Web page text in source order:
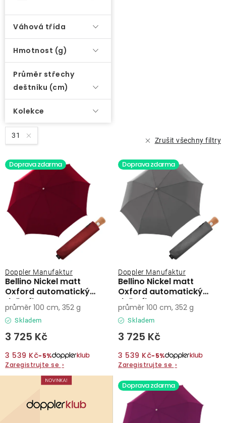
Váhová třída
Hmotnost (g)
Průměr střechy
deštníku (cm)
Kolekce
31
Zrušit všechny filtry
Doprava zdarma
Bellino Nickel matt
Oxford automatický
deštník
Doppler Manufaktur
Skladem
3 725 Kč
3 539 Kč−5%
Zaregistrujte se ›
průměr 100 cm, 352 g
Doprava zdarma
Bellino Nickel matt
Oxford automatický
deštník
Doppler Manufaktur
Skladem
3 725 Kč
3 539 Kč−5%
Zaregistrujte se ›
průměr 100 cm, 352 g
Doprava zdarma